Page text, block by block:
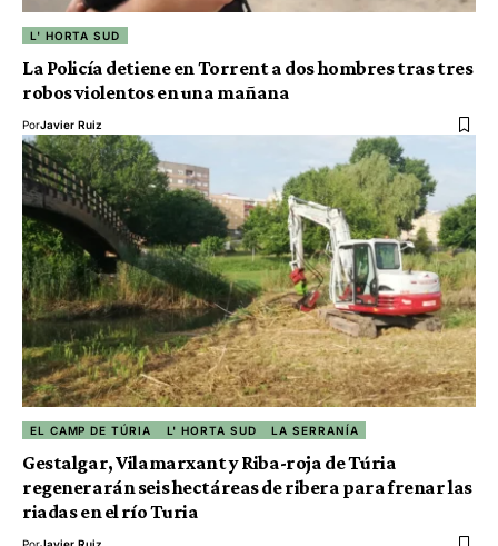
L' HORTA SUD
La Policía detiene en Torrent a dos hombres tras tres
robos violentos en una mañana
PorJavier Ruiz
EL CAMP DE TÚRIA L' HORTA SUD LA SERRANÍA
Gestalgar, Vilamarxant y Riba-roja de Túria
regenerarán seis hectáreas de ribera para frenar las
riadas en el río Turia